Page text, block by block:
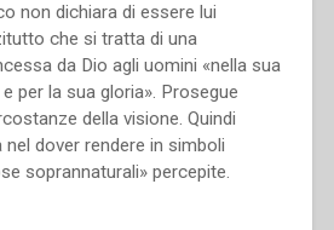
non dichiara di essere lui
che si tratta di una
da Dio agli uomini «nella sua
per la sua gloria». Prosegue
della visione. Quindi
dover rendere in simboli
soprannaturali» percepite.